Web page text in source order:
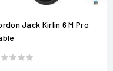
Jack Kirlin 6 M Pro